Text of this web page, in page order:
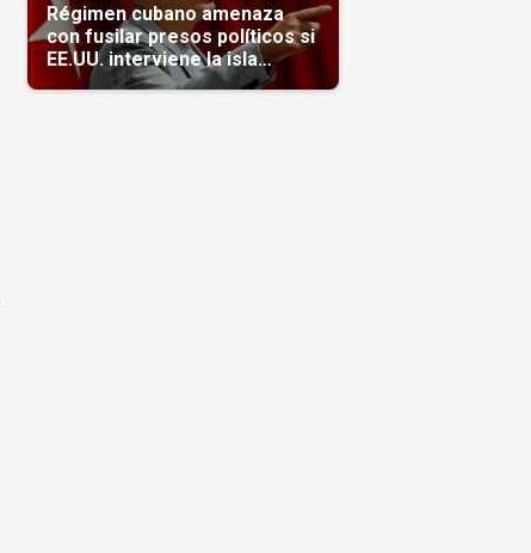
Régimen cubano amenaza
con fusilar presos políticos si
EE.UU. interviene la isla
(Video)